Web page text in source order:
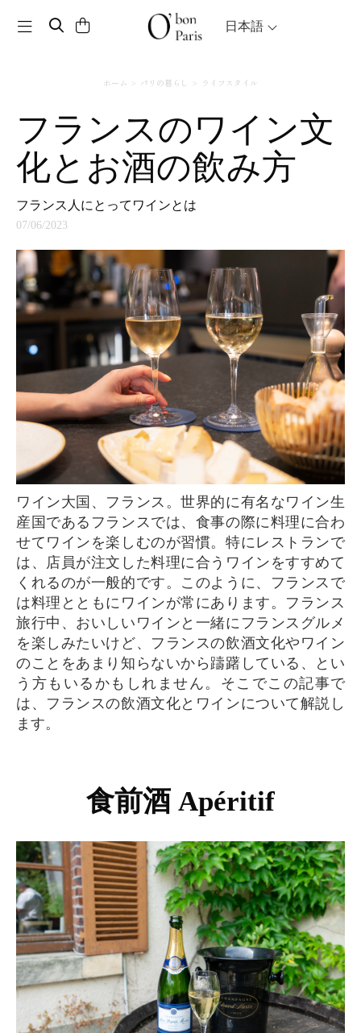
Toggle navigation 日本語
ホーム パリの暮らし ライフスタイル
フランスのワイン文
化とお酒の飲み方
フランス人にとってワインとは
07/06/2023
ワイン大国、フランス。世界的に有名なワイン生
産国であるフランスでは、食事の際に料理に合わ
せてワインを楽しむのが習慣。特にレストランで
は、店員が注文した料理に合うワインをすすめて
くれるのが一般的です。このように、フランスで
は料理とともにワインが常にあります。フランス
旅行中、おいしいワインと一緒にフランスグルメ
を楽しみたいけど、フランスの飲酒文化やワイン
のことをあまり知らないから躊躇している、とい
う方もいるかもしれません。そこでこの記事で
は、フランスの飲酒文化とワインについて解説し
ます。
食前酒 Apéritif